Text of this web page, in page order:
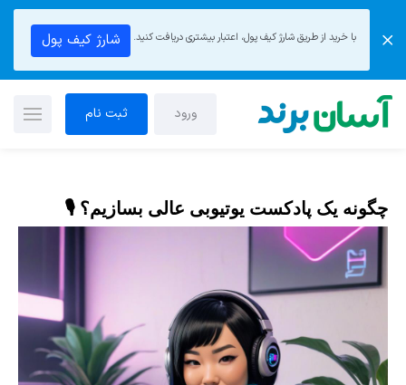
با خرید از طریق شارژ کیف پول، اعتبار بیشتری دریافت کنید. شارژ کیف پول
ورود ثبت نام
چگونه یک پادکست یوتیوبی عالی بسازیم؟ 🎙️